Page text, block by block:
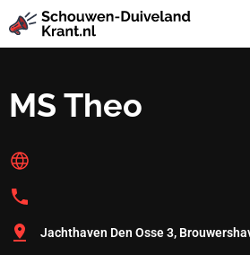
MS Theo
Jachthaven Den Osse 3,